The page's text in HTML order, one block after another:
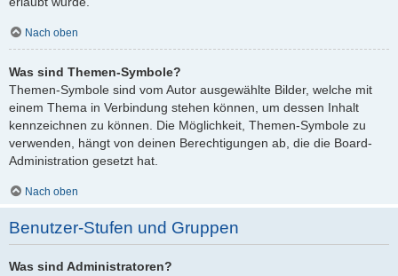
Nach oben
Was sind Themen-Symbole?
Themen-Symbole sind vom Autor ausgewählte Bilder, welche mit
einem Thema in Verbindung stehen können, um dessen Inhalt
kennzeichnen zu können. Die Möglichkeit, Themen-Symbole zu
verwenden, hängt von deinen Berechtigungen ab, die die Board-
Administration gesetzt hat.
Nach oben
Benutzer-Stufen und Gruppen
Was sind Administratoren?